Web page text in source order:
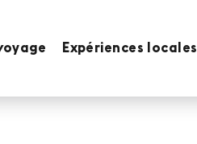
Expériences locales